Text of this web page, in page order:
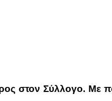
στον Σύλλογο. Με